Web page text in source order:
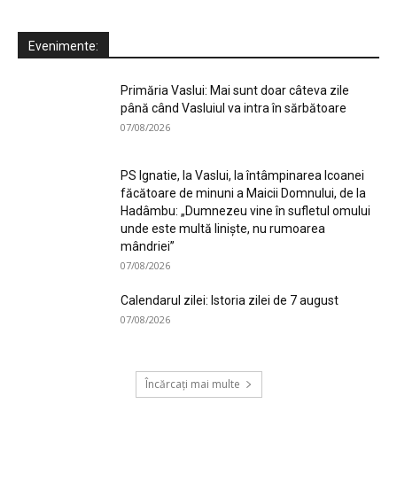
Evenimente:
Primăria Vaslui: Mai sunt doar câteva zile
până când Vasluiul va intra în sărbătoare
07/08/2026
PS Ignatie, la Vaslui, la întâmpinarea Icoanei
făcătoare de minuni a Maicii Domnului, de la
Hadâmbu: „Dumnezeu vine în sufletul omului
unde este multă liniște, nu rumoarea
mândriei”
07/08/2026
Calendarul zilei: Istoria zilei de 7 august
07/08/2026
Încărcați mai multe